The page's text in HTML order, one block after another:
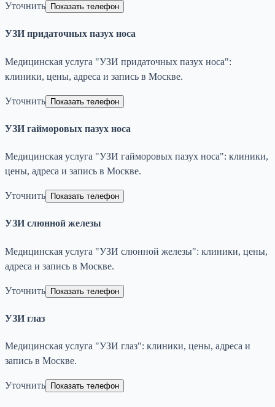
Уточнить Показать телефон
УЗИ придаточных пазух носа
Медицинская услуга "УЗИ придаточных пазух носа":
клиники, цены, адреса и запись в Москве.
Уточнить Показать телефон
УЗИ гайморовых пазух носа
Медицинская услуга "УЗИ гайморовых пазух носа": клиники,
цены, адреса и запись в Москве.
Уточнить Показать телефон
УЗИ слюнной железы
Медицинская услуга "УЗИ слюнной железы": клиники, цены,
адреса и запись в Москве.
Уточнить Показать телефон
УЗИ глаз
Медицинская услуга "УЗИ глаз": клиники, цены, адреса и
запись в Москве.
Уточнить Показать телефон